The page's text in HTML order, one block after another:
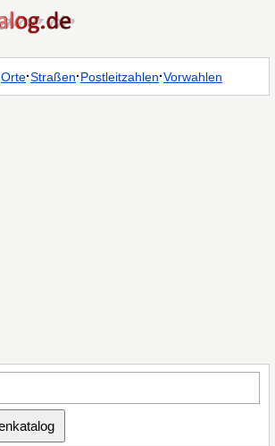
Orte·Straßen·Postleitzahlen·Vorwahlen